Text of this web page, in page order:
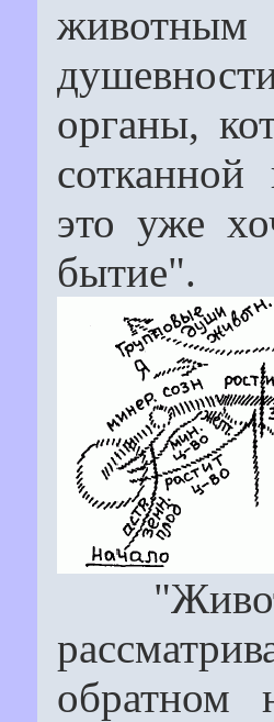
органы,
это уже
бытие".
обратном